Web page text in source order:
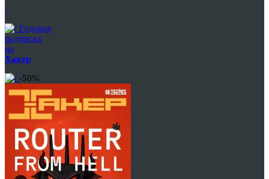
Годовая
подписка
на
Хакер
-50%